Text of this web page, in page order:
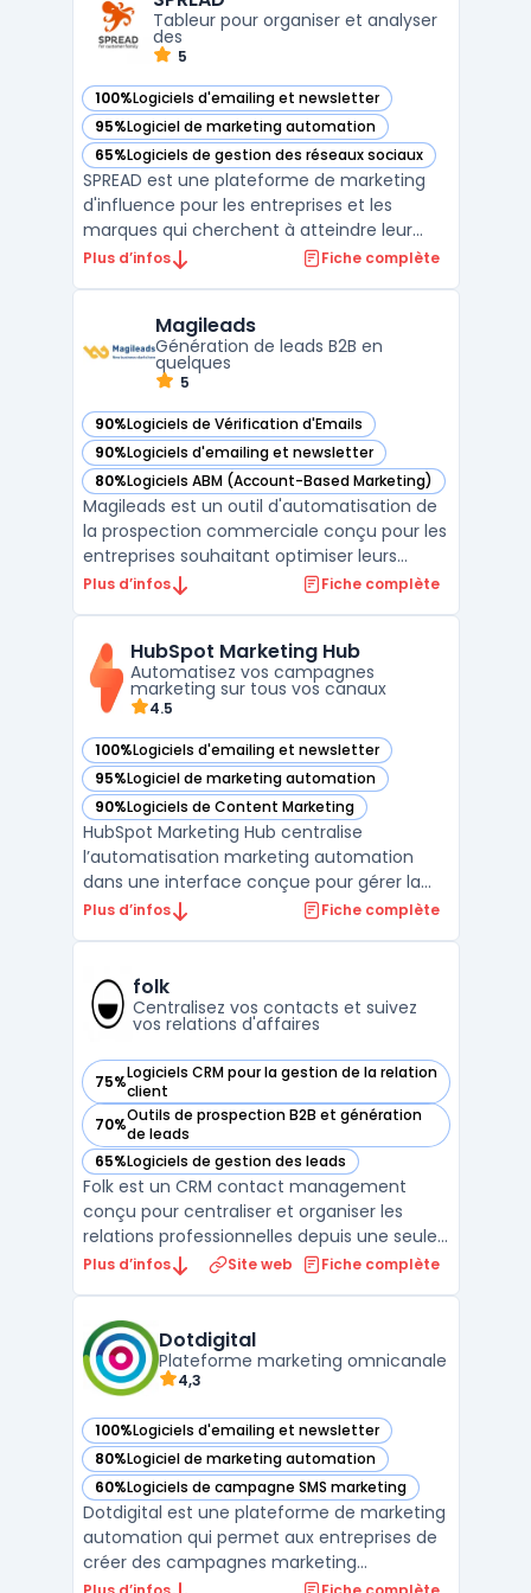
Tableur pour organiser et analyser
des
5
100%Logiciels d'emailing et newsletter
— voir SPREAD dans cette catégorie
95%Logiciel de marketing automation
— voir SPREAD dans cette catégorie
65%Logiciels de gestion des réseaux sociaux
— voir SPREAD dans cette catégorie
SPREAD est une plateforme de marketing
d'influence pour les entreprises et les
marques qui cherchent à atteindre leur
public cible via les influenceurs. La
leur niche et de les contacter directement
pour des campagnes publ ...
Plus d’infos Fiche complète
Magileads
Génération de leads B2B en
quelques
5
90%Logiciels de Vérification d'Emails
— voir Magileads dans cette catégorie
90%Logiciels d'emailing et newsletter
— voir Magileads dans cette catégorie
80%Logiciels ABM (Account-Based Marketing)
— voir Magileads dans cette catégorie
Magileads est un outil d'automatisation de
la prospection commerciale conçu pour les
entreprises souhaitant optimiser leurs
campagnes de génération de leads B2B. Ce
depuis la collecte de contacts qualifiés
jusqu'à la ges ...
Plus d’infos Fiche complète
HubSpot Marketing Hub
Automatisez vos campagnes
marketing sur tous vos canaux
4.5
100%Logiciels d'emailing et newsletter
— voir HubSpot Marketing Hub dans cette catégorie
95%Logiciel de marketing automation
— voir HubSpot Marketing Hub dans cette catégorie
90%Logiciels de Content Marketing
— voir HubSpot Marketing Hub dans cette catégorie
HubSpot Marketing Hub centralise
l’automatisation marketing automation
dans une interface conçue pour gérer la
génération de prospects et la mesure de la
tailles recherchant un outil pour
coordonner les actions omni‑chann ...
Plus d’infos Fiche complète
folk
Centralisez vos contacts et suivez
vos relations d'affaires
75%Logiciels CRM pour la gestion de la relation
client
— voir folk dans cette catégorie
70%Outils de prospection B2B et génération
de leads
— voir folk dans cette catégorie
65%Logiciels de gestion des leads
— voir folk dans cette catégorie
Folk est un CRM contact management
conçu pour centraliser et organiser les
relations professionnelles depuis une seule
interface. Destiné aux équipes de petite
travailleurs indépendants ou responsables
partenariat ...
Plus d’infos Site web Fiche complète
Dotdigital
Plateforme marketing omnicanale
4,3
100%Logiciels d'emailing et newsletter
— voir Dotdigital dans cette catégorie
80%Logiciel de marketing automation
— voir Dotdigital dans cette catégorie
60%Logiciels de campagne SMS marketing
— voir Dotdigital dans cette catégorie
Dotdigital est une plateforme de marketing
automation qui permet aux entreprises de
créer des campagnes marketing
personnalisées et hautement ciblées. Avec